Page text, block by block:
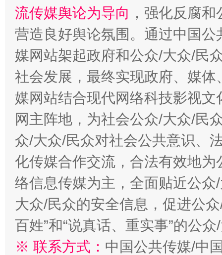
流传媒舆论为导向 ，强化反腐
营造良好舆论氛围。通过中国
媒网站架起政府和公众/大众/民
社会发展，最终实现政府、媒
媒网站结合现代网络科技影视
网主阵地，为社会公众/大众/民
众/大众/民众对社会公共意识、
化传媒合作交流，合法有效地
络信息传媒为主，全面贴近公
大众/民众的安全信息，促进公
百姓”和“说真话、重实事”的公
※ 联系方式： 中国公共传媒/中